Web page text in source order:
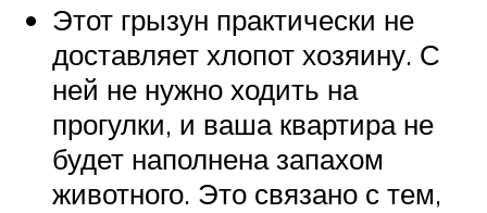
Этот грызун практически не
доставляет хлопот хозяину. С
ней не нужно ходить на
прогулки, и ваша квартира не
будет наполнена запахом
животного. Это связано с тем,